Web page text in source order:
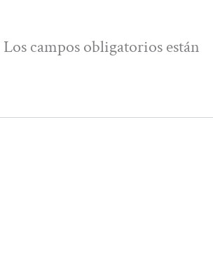
Los campos obligatorios están